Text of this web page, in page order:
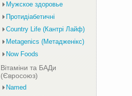
Мужское здоровье
Протидіабетичні
Country Life (Кантрі Лайф)
Metagenics (Метадженікс)
Now Foods
Вітаміни та БАДи
(Євросоюз)
Named